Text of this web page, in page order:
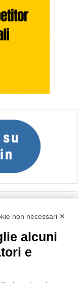
non necessari ✕
alcuni
e